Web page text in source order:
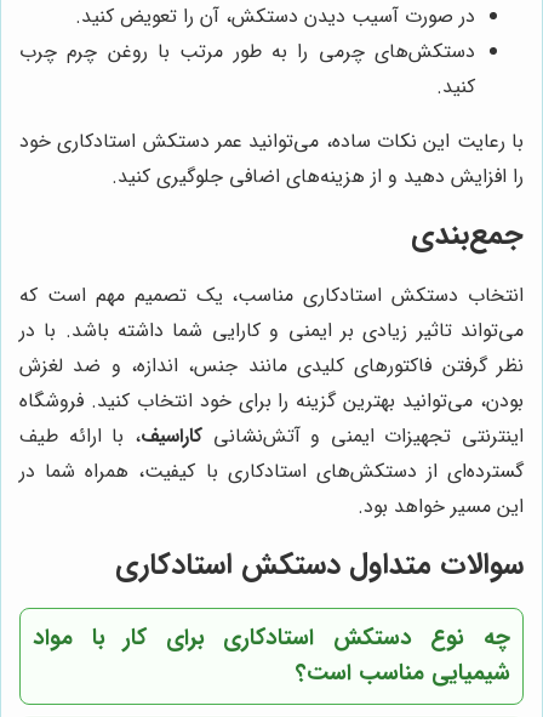
در صورت آسیب دیدن دستکش، آن را تعویض کنید.
دستکش‌های چرمی را به طور مرتب با روغن چرم چرب
کنید.
با رعایت این نکات ساده، می‌توانید عمر دستکش استادکاری خود
را افزایش دهید و از هزینه‌های اضافی جلوگیری کنید.
جمع‌بندی
انتخاب دستکش استادکاری مناسب، یک تصمیم مهم است که
می‌تواند تاثیر زیادی بر ایمنی و کارایی شما داشته باشد. با در
نظر گرفتن فاکتورهای کلیدی مانند جنس، اندازه، و ضد لغزش
بودن، می‌توانید بهترین گزینه را برای خود انتخاب کنید. فروشگاه
اینترنتی تجهیزات ایمنی و آتش‌نشانیکاراسیف، با ارائه طیف
گسترده‌ای از دستکش‌های استادکاری با کیفیت، همراه شما در
این مسیر خواهد بود.
سوالات متداول دستکش استادکاری
چه نوع دستکش استادکاری برای کار با مواد
شیمیایی مناسب است؟